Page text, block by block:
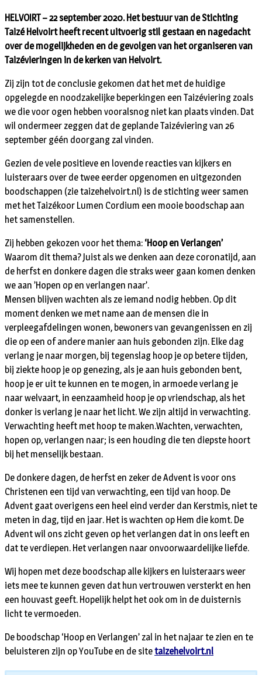
HELVOIRT – 22 september 2020. Het bestuur van de Stichting
Taizé Helvoirt heeft recent uitvoerig stil gestaan en nagedacht
over de mogelijkheden en de gevolgen van het organiseren van
Taizévieringen in de kerken van Helvoirt.
Zij zijn tot de conclusie gekomen dat het met de huidige
opgelegde en noodzakelijke beperkingen een Taizéviering zoals
we die voor ogen hebben vooralsnog niet kan plaats vinden. Dat
wil ondermeer zeggen dat de geplande Taizéviering van 26
september géén doorgang zal vinden.
Gezien de vele positieve en lovende reacties van kijkers en
luisteraars over de twee eerder opgenomen en uitgezonden
boodschappen (zie taizehelvoirt.nl) is de stichting weer samen
met het Taizékoor Lumen Cordium een mooie boodschap aan
het samenstellen.
Zij hebben gekozen voor het thema: ‘Hoop en Verlangen’
Waarom dit thema? Juist als we denken aan deze coronatijd, aan
de herfst en donkere dagen die straks weer gaan komen denken
we aan ’Hopen op en verlangen naar’.
Mensen blijven wachten als ze iemand nodig hebben. Op dit
moment denken we met name aan de mensen die in
verpleegafdelingen wonen, bewoners van gevangenissen en zij
die op een of andere manier aan huis gebonden zijn. Elke dag
verlang je naar morgen, bij tegenslag hoop je op betere tijden,
bij ziekte hoop je op genezing, als je aan huis gebonden bent,
hoop je er uit te kunnen en te mogen, in armoede verlang je
naar welvaart, in eenzaamheid hoop je op vriendschap, als het
donker is verlang je naar het licht. We zijn altijd in verwachting.
Verwachting heeft met hoop te maken.Wachten, verwachten,
hopen op, verlangen naar; is een houding die ten diepste hoort
bij het menselijk bestaan.
De donkere dagen, de herfst en zeker de Advent is voor ons
Christenen een tijd van verwachting, een tijd van hoop. De
Advent gaat overigens een heel eind verder dan Kerstmis, niet te
meten in dag, tijd en jaar. Het is wachten op Hem die komt. De
Advent wil ons zicht geven op het verlangen dat in ons leeft en
dat te verdiepen. Het verlangen naar onvoorwaardelijke liefde.
Wij hopen met deze boodschap alle kijkers en luisteraars weer
iets mee te kunnen geven dat hun vertrouwen versterkt en hen
een houvast geeft. Hopelijk helpt het ook om in de duisternis
licht te vermoeden.
De boodschap ‘Hoop en Verlangen’ zal in het najaar te zien en te
beluisteren zijn op YouTube en de sitetaizehelvoirt.nl